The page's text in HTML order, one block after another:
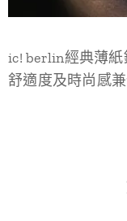
ic! berlin經典薄紙
舒適度及時尚感